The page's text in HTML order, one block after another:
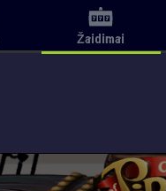
Žaidimai